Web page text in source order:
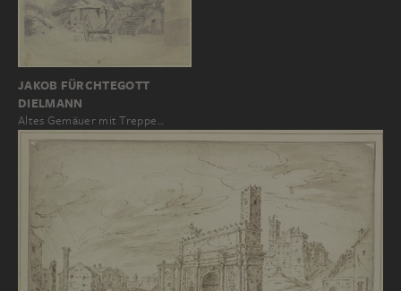
JAKOB FÜRCHTEGOTT
DIELMANN
Altes Gemäuer mit Treppe…